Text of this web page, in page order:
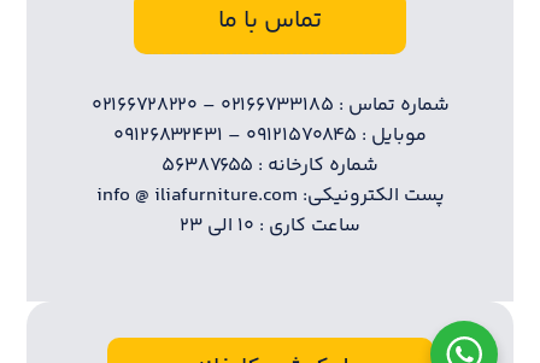
تماس با ما
شماره تماس : ۰۲۱۶۶۷۳۳۱۸۵ – ۰۲۱۶۶۷۲۸۲۲۰
موبایل : ۰۹۱۲۱۵۷۰۸۴۵ – ۰۹۱۲۶۸۳۲۴۳۱
شماره کارخانه : ۵۶۳۸۷۶۵۵
پست الکترونیکی: info @ iliafurniture.com
ساعت کاری : ۱۰ الی ۲۳